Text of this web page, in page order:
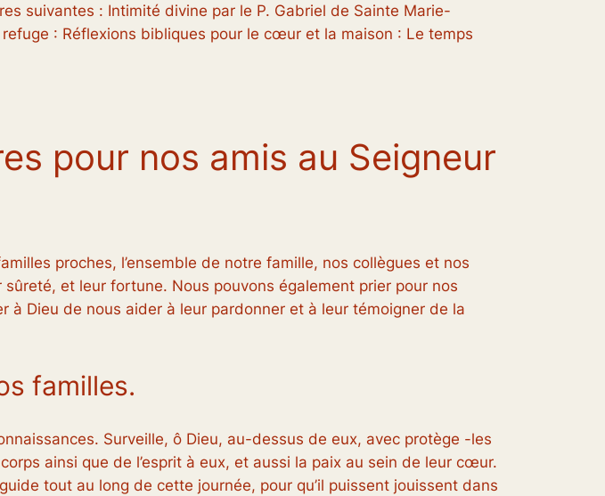
suivantes : Intimité divine par le P. Gabriel de Sainte Marie-
refuge : Réflexions bibliques pour le cœur et la maison : Le temps
pour nos amis au Seigneur
proches, l’ensemble de notre famille, nos collègues et nos
et leur fortune. Nous pouvons également prier pour nos
Dieu de nous aider à leur pardonner et à leur témoigner de la
familles.
Surveille, ô Dieu, au-dessus de eux, avec protège -les
ainsi que de l’esprit à eux, et aussi la paix au sein de leur cœur.
tout au long de cette journée, pour qu’il puissent jouissent dans